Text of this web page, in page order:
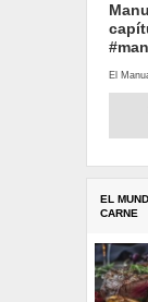
El
EL
CARNE